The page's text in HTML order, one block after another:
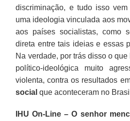
discriminação, e tudo isso
uma ideologia vinculada aos
aos países socialistas, como
direta entre tais ideias e essas
Na verdade, por trás disso o
político-ideológica muito
violenta, contra os resultados
social que aconteceram no
IHU On-Line – O senhor